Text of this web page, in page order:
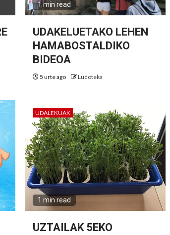
1 min read
UDAKELUETAKO LEHEN
HAMABOSTALDIKO
BIDEOA
5 urte ago Ludoteka
UDALEKUAK
1 min read
UZTAILAK 5EKO